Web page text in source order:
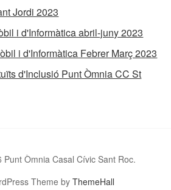
Jordi 2023
i d'Informàtica abril-juny 2023
i d'Informàtica Febrer Març 2023
d'Inclusió Punt Òmnia CC St
Òmnia Casal Cívic Sant Roc.
Theme byThemeHall